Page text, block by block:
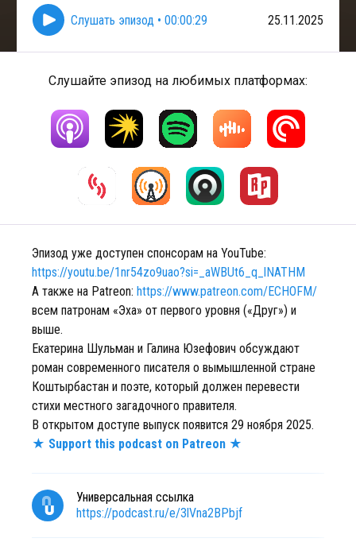
Слушать эпизод • 00:00:29 25.11.2025
Слушайте эпизод на любимых платформах:
Эпизод уже доступен спонсорам на YouTube:
https://youtu.be/1nr54zo9uao?si=_aWBUt6_q_lNATHM
А также на Patreon: https://www.patreon.com/ECHOFM/
всем патронам «Эха» от первого уровня («Друг») и
выше.
Екатерина Шульман и Галина Юзефович обсуждают
роман современного писателя о вымышленной стране
Коштырбастан и поэте, который должен перевести
стихи местного загадочного правителя.
В открытом доступе выпуск появится 29 ноября 2025.
★ Support this podcast on Patreon ★
Универсальная ссылка
https://podcast.ru/e/3lVna2BPbjf